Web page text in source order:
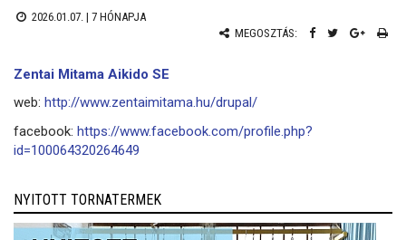
2026.01.07. | 7 HÓNAPJA
MEGOSZTÁS:
Zentai Mitama Aikido SE
web: http://www.zentaimitama.hu/drupal/
facebook: https://www.facebook.com/profile.php?
id=100064320264649
NYITOTT TORNATERMEK